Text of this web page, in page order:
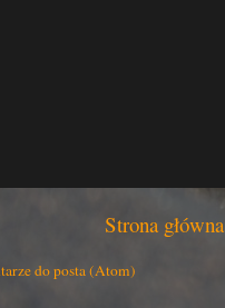
Strona główna
do posta (Atom)